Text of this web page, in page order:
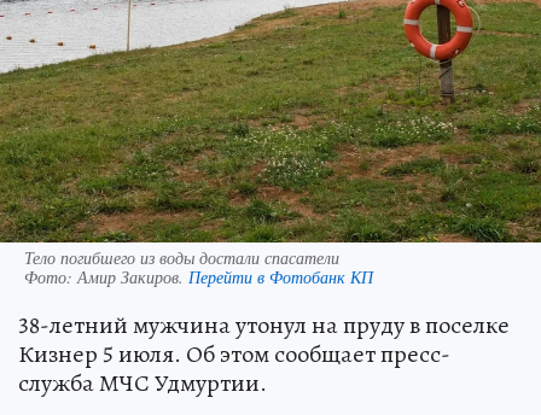
Тело погибшего из воды достали спасатели
Фото:Амир Закиров. Перейти в Фотобанк КП
38-летний мужчина утонул на пруду в поселке
Кизнер 5 июля. Об этом сообщает пресс-
служба МЧС Удмуртии.